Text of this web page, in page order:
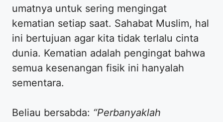
umatnya untuk sering mengingat
kematian setiap saat. Sahabat Muslim, hal
ini bertujuan agar kita tidak terlalu cinta
dunia. Kematian adalah pengingat bahwa
semua kesenangan fisik ini hanyalah
sementara.
Beliau bersabda: “Perbanyaklah